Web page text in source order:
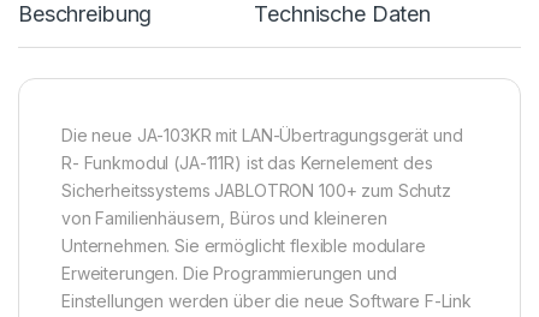
Beschreibung Technische Daten
Die neue JA-103KR mit LAN-Übertragungsgerät und
R- Funkmodul (JA-111R) ist das Kernelement des
Sicherheitssystems JABLOTRON 100+ zum Schutz
von Familienhäusern, Büros und kleineren
Unternehmen. Sie ermöglicht flexible modulare
Erweiterungen. Die Programmierungen und
Einstellungen werden über die neue Software F-Link